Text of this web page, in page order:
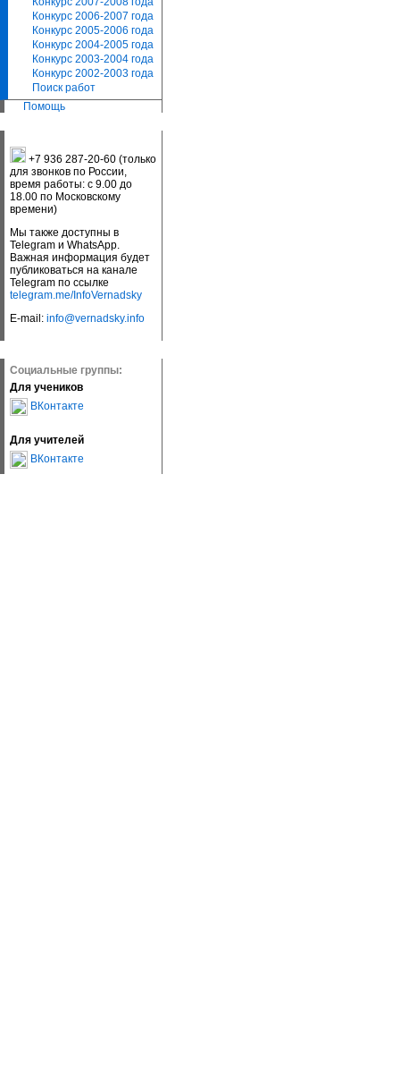
Конкурс 2006-2007 года
Конкурс 2005-2006 года
Конкурс 2004-2005 года
Конкурс 2003-2004 года
Конкурс 2002-2003 года
Поиск работ
Помощь
+7 936 287-20-60 (только
для звонков по России,
время работы: с 9.00 до
18.00 по Московскому
времени)
Мы также доступны в
Telegram и WhatsApp.
Важная информация будет
публиковаться на канале
Telegram по ссылке
telegram.me/InfoVernadsky
E-mail: info@vernadsky.info
Социальные группы:
Для учеников
ВКонтакте
Для учителей
ВКонтакте